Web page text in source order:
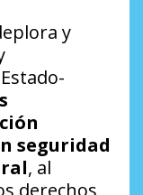
y
seguridad
, al